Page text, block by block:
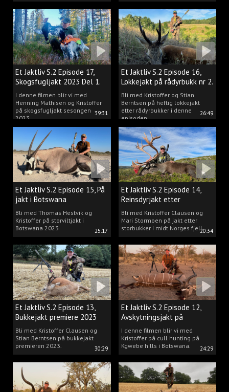
39:31
Et Jaktliv S.2 Episode 17,
Skogsfugljakt 2023 Del 1.
I denne filmen blir vi med
Henning Mathisen og Kristoffer
på skogsfugljakt sesongen
2023.
26:49
Et Jaktliv S.2 Episode 16,
Lokkejakt på rådyrbukk nr 2.
Bli med Kristoffer og Stian
Berntsen på heftig lokkejakt
etter rådyrbukker i denne
episoden.
25:17
Et Jaktliv S.2 Episode 15, På
jakt i Botswana
Bli med Thomas Hestvik og
Kristoffer på storviltjakt i
Botswana 2023
20:34
Et Jaktliv S.2 Episode 14,
Reinsdyrjakt etter
storbukker.
Bli med Kristoffer Clausen og
Mari Stormoen på jakt etter
storbukker i midt Norges fjell.
30:29
Et Jaktliv S.2 Episode 13,
Bukkejakt premiere 2023
Bli med Kristoffer Clausen og
Stian Berntsen på bukkejakt
premieren 2023.
24:29
Et Jaktliv S.2 Episode 12,
Avskytningsjakt på
antiloper i Botswana
I denne filmen blir vi med
Kristoffer på cull hunting på
Kgwebe hills i Botswana.